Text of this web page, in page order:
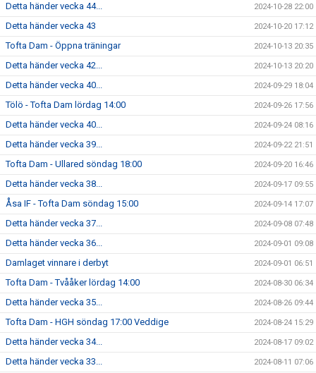
Detta händer vecka 44... 2024-10-28 22:00
Detta händer vecka 43 2024-10-20 17:12
Tofta Dam - Öppna träningar 2024-10-13 20:35
Detta händer vecka 42... 2024-10-13 20:20
Detta händer vecka 40... 2024-09-29 18:04
Tölö - Tofta Dam lördag 14:00 2024-09-26 17:56
Detta händer vecka 40... 2024-09-24 08:16
Detta händer vecka 39... 2024-09-22 21:51
Tofta Dam - Ullared söndag 18:00 2024-09-20 16:46
Detta händer vecka 38... 2024-09-17 09:55
Åsa IF - Tofta Dam söndag 15:00 2024-09-14 17:07
Detta händer vecka 37... 2024-09-08 07:48
Detta händer vecka 36... 2024-09-01 09:08
Damlaget vinnare i derbyt 2024-09-01 06:51
Tofta Dam - Tvååker lördag 14:00 2024-08-30 06:34
Detta händer vecka 35... 2024-08-26 09:44
Tofta Dam - HGH söndag 17:00 Veddige 2024-08-24 15:29
Detta händer vecka 34... 2024-08-17 09:02
Detta händer vecka 33... 2024-08-11 07:06